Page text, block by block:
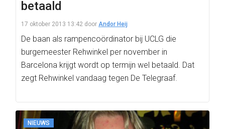
betaald
17 oktober 2013 13:42 door Andor Heij
De baan als rampencoördinator bij UCLG die
burgemeester Rehwinkel per november in
Barcelona krijgt wordt op termijn wel betaald. Dat
zegt Rehwinkel vandaag tegen De Telegraaf.
NIEUWS